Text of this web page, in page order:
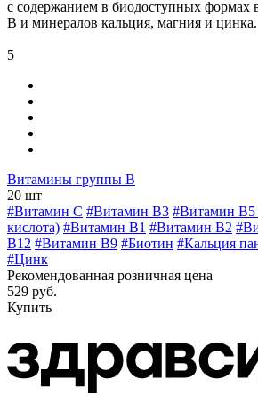
с содержанием в биодоступных
В и минералов кальция, магния и цинка.
5
Витамины группы В
20 шт
#Витамин C #Витамин В3 #Витамин В5
кислота) #Витамин B1 #Витамин B2
B12 #Витамин B9 #Биотин #Кальция
#Цинк
Рекомендованная розничная цена
529 руб.
Купить